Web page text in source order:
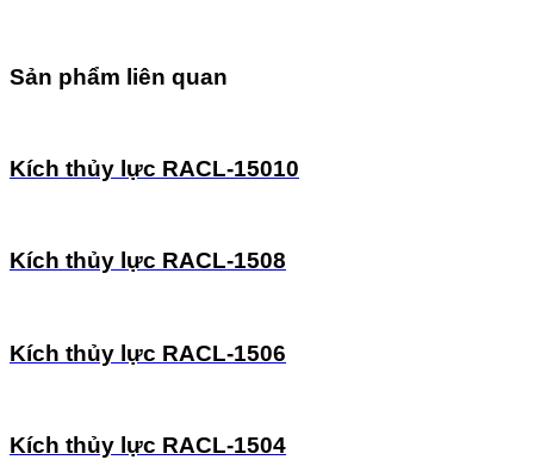
Sản phẩm liên quan
Kích thủy lực RACL-15010
Kích thủy lực RACL-1508
Kích thủy lực RACL-1506
Kích thủy lực RACL-1504